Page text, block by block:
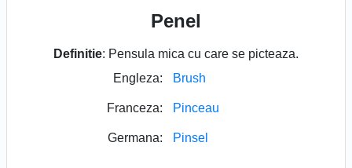
Penel
Definitie: Pensula mica cu care se picteaza.
Engleza:
Brush
Franceza: Pinceau
Germana: Pinsel